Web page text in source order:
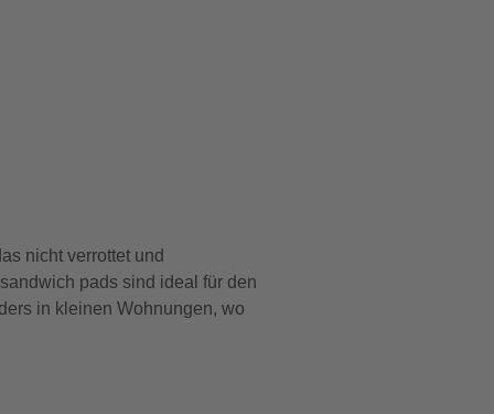
nicht verrottet und
pads sind ideal für den
in kleinen Wohnungen, wo